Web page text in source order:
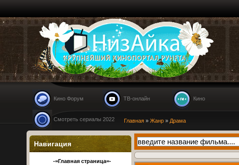
Nizaika.ru
Кино Форум ТВ-онлайн Кино
Смотреть сериалы 2022 Главная» Жанр» Драма
Навигация
-=Главная страница=-